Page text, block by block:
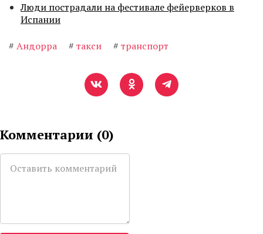
Люди пострадали на фестивале фейерверков в
Испании
# Андорра # такси # транспорт
Комментарии (0)